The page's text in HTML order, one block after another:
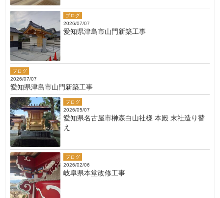
ブログ
2026/07/07
愛知県津島市山門新築工事
ブログ
2026/07/07
愛知県津島市山門新築工事
ブログ
2026/05/07
愛知県名古屋市榊森白山社様 本殿 末社造り替
え
ブログ
2026/02/06
岐阜県本堂改修工事